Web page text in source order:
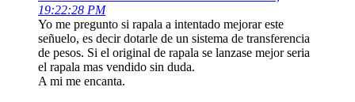
19:22:28 PM
Yo me pregunto si rapala a intentado mejorar este
señuelo, es decir dotarle de un sistema de transferencia
de pesos. Si el original de rapala se lanzase mejor seria
el rapala mas vendido sin duda.
A mi me encanta.